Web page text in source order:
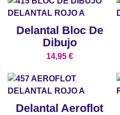
Delantal Bloc De
Dibujo
14,95 €
Delantal Aeroflot